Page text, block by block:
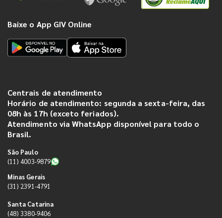
Baixe o App GIV Online
Centrais de atendimento
Horário de atendimento: segunda a sexta-feira, das
08h às 17h (exceto feriados).
Atendimento via WhatsApp disponível para todo o
Brasil.
São Paulo
(11) 4003-9879
Minas Gerais
(31) 2391-4791
Santa Catarina
(48) 3380-9406